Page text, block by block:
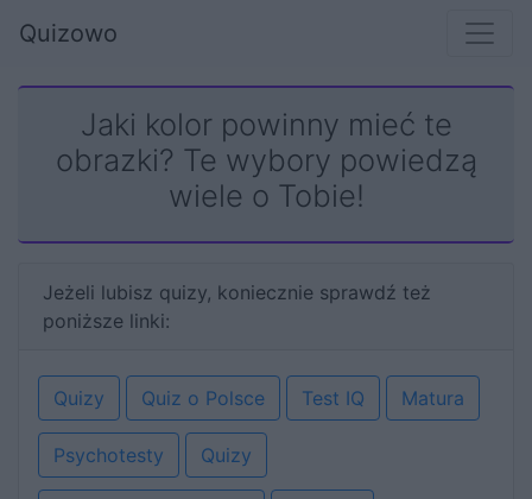
Quizowo
Jaki kolor powinny mieć te
obrazki? Te wybory powiedzą
wiele o Tobie!
Jeżeli lubisz quizy, koniecznie sprawdź też
poniższe linki:
Quizy Quiz o Polsce Test IQ Matura
Psychotesty Quizy